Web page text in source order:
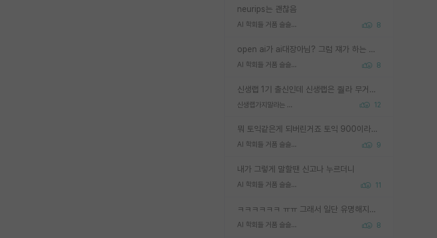
neurips는 괜찮음
AI 학회들 거품 슬슬 지적이 나오네요 8
open ai가 ai대장아님? 그럼 쟤가 하는 말이 다 맞겠네
AI 학회들 거품 슬슬 지적이 나오네요 8
신생랩 1기 출신인데 신생랩은 줠라 무거운 바벨 같은거임. 들면 대박인데 못들면 깔려 죽음. 아무도 알려주지 않는 환경에서 자생해야하지만, 일단 살아남았다면 그 어떤 사람보다 악착같고 생존력 높은 사람으로 거듭날 수 있음
신생랩가지말라는 이유가 있었구나 12
뭐 토익같은게 되버린거죠 토익 900이라고 영어잘하는건 아닙니다만 잘하는사람은 다 900을 넘는 그런
AI 학회들 거품 슬슬 지적이 나오네요 9
내가 그렇게 말할땐 신고나 누르더니
AI 학회들 거품 슬슬 지적이 나오네요 11
ㅋㅋㅋㅋㅋㅋ ㅠㅠ 그래서 일단 유명해지는게 중요한거같습니다
AI 학회들 거품 슬슬 지적이 나오네요 8